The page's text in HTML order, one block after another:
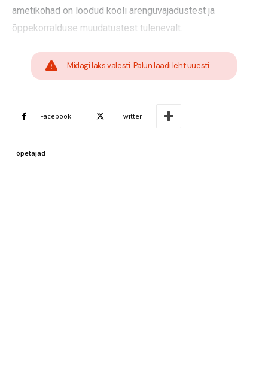
ametikohad on loodud kooli arenguvajadustest ja
õppekorralduse muudatustest tulenevalt.
Midagi läks valesti. Palun laadi leht uuesti.
Facebook Twitter
õpetajad